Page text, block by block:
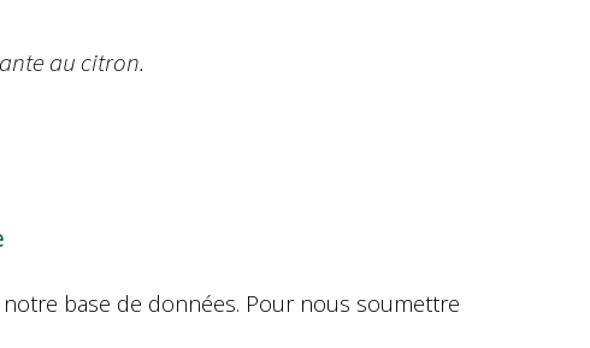
au citron.
base de données. Pour nous soumettre